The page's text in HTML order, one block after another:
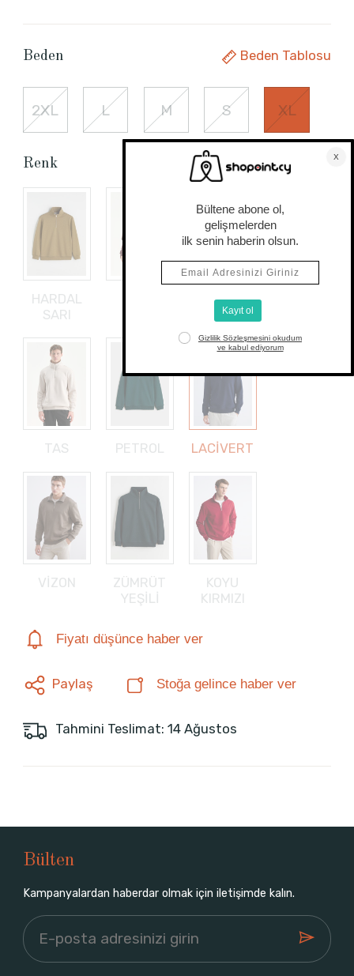
Beden Beden Tablosu
2XL L M S XL
Renk
HARDAL
SARI
YENİ
SİYAH
TAS PETROL LACİVERT
VİZON
ZÜMRÜT
YEŞİLİ
KOYU
KIRMIZI
Fiyatı düşünce haber ver
Paylaş Stoğa gelince haber ver
Tahmini Teslimat: 14 Ağustos
Bülten
Kampanyalardan haberdar olmak için iletişimde kalın.